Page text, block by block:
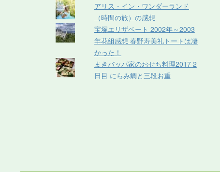
アリス・イン・ワンダーランド
（時間の旅）の感想
宝塚エリザベート 2002年～2003
年花組感想 春野寿美礼トートは凄
かった！
まきバッパ家のおせち料理2017 2
日目 にらみ鯛と三段お重